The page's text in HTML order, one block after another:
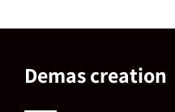
Demas creation